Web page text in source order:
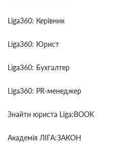
Liga360: Керівник
Liga360: Юрист
Liga360: Бухгалтер
Liga360: PR-менеджер
Знайти юриста Liga:BOOK
Академія ЛІГА:ЗАКОН